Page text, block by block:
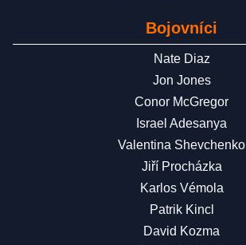
Bojovníci
Nate Diaz
Jon Jones
Conor McGregor
Israel Adesanya
Valentina Shevchenko
Jiří Procházka
Karlos Vémola
Patrik Kincl
David Kozma